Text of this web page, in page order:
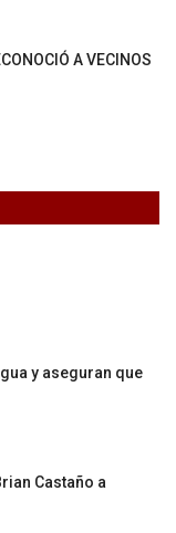
A VECINOS
y aseguran que
Castaño a